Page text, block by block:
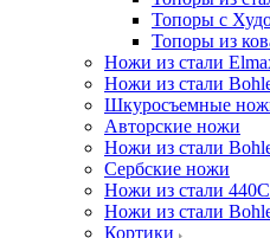
Топоры с
Топоры из
Ножи из стали
Ножи из стали
Шкуросъемные
Авторские ножи
Ножи из стали
Сербские ножи
Ножи из стали 440С
Ножи из стали
Кортики